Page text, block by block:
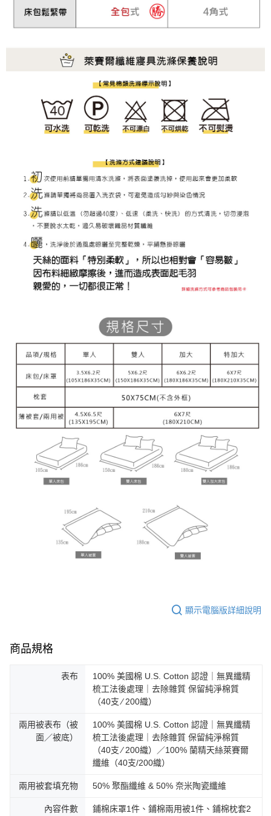
顯示電腦版詳細說明
商品規格
表布
100% 美國棉 U.S. Cotton 認證｜無異纖精
梳工法後處理｜去除雜質 保留純淨棉質
（40支 ∕ 200織）
兩用被表布（被
面／被底）
100% 美國棉 U.S. Cotton 認證｜無異纖精
梳工法後處理｜去除雜質 保留純淨棉質
（40支 ∕ 200織）／100% 蘭精天絲萊賽爾
纖維（40支/200織）
兩用被套填充物 50% 聚酯纖維 & 50% 奈米陶瓷纖維
內容件數
鋪棉床罩1件、鋪棉兩用被1件、鋪棉枕套2